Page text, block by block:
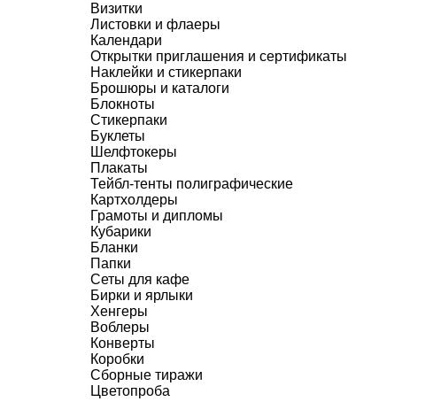
Визитки
Листовки и флаеры
Календари
Открытки приглашения и сертификаты
Наклейки и стикерпаки
Брошюры и каталоги
Блокноты
Стикерпаки
Буклеты
Шелфтокеры
Плакаты
Тейбл-тенты полиграфические
Картхолдеры
Грамоты и дипломы
Кубарики
Бланки
Папки
Сеты для кафе
Бирки и ярлыки
Хенгеры
Воблеры
Конверты
Коробки
Сборные тиражи
Цветопроба